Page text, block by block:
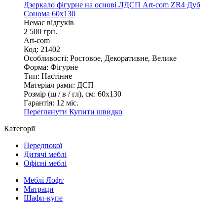
Дзеркало фігурне на основі ЛДСП Art-com ZR4 Дуб
Сонома 60х130
Немає відгуків
2 500 грн.
Art-com
Код: 21402
Особливості: Ростовое, Декоративне, Велике
Форма: Фігурне
Тип: Настінне
Матеріал рами: ДСП
Розмір (ш / в / гл), см: 60х130
Гарантія: 12 міс.
Переглянути Купити швидко
Категорії
Передпокої
Дитячі меблі
Офісні меблі
Меблі Лофт
Матраци
Шафи-купе